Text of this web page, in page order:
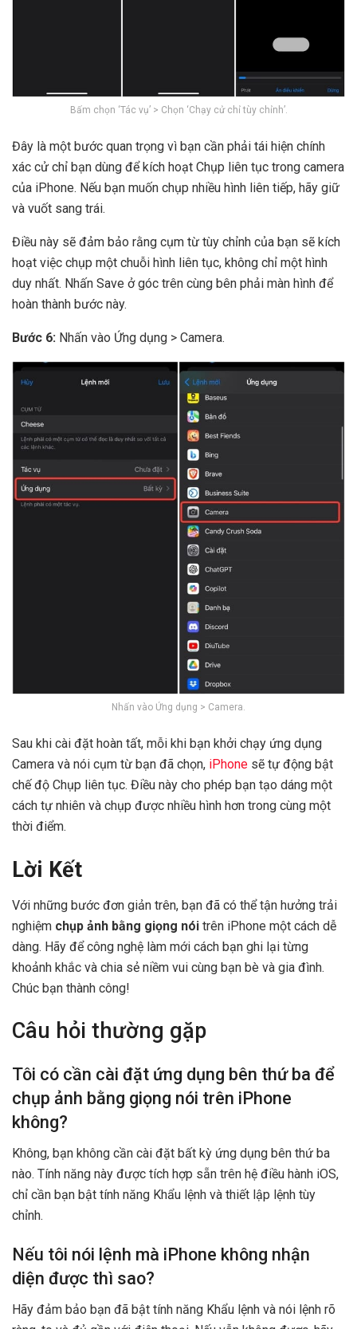
Bấm chọn ‘Tác vụ’ > Chọn ‘Chạy cử chỉ tùy chỉnh’.
Đây là một bước quan trọng vì bạn cần phải tái hiện chính
xác cử chỉ bạn dùng để kích hoạt Chụp liên tục trong camera
của iPhone. Nếu bạn muốn chụp nhiều hình liên tiếp, hãy giữ
và vuốt sang trái.
Điều này sẽ đảm bảo rằng cụm từ tùy chỉnh của bạn sẽ kích
hoạt việc chụp một chuỗi hình liên tục, không chỉ một hình
duy nhất. Nhấn Save ở góc trên cùng bên phải màn hình để
hoàn thành bước này.
Bước 6: Nhấn vào Ứng dụng > Camera.
Nhấn vào Ứng dụng > Camera.
Sau khi cài đặt hoàn tất, mỗi khi bạn khởi chạy ứng dụng
Camera và nói cụm từ bạn đã chọn, iPhone sẽ tự động bật
chế độ Chụp liên tục. Điều này cho phép bạn tạo dáng một
cách tự nhiên và chụp được nhiều hình hơn trong cùng một
thời điểm.
Lời Kết
Với những bước đơn giản trên, bạn đã có thể tận hưởng trải
nghiệm chụp ảnh bằng giọng nói trên iPhone một cách dễ
dàng. Hãy để công nghệ làm mới cách bạn ghi lại từng
khoảnh khắc và chia sẻ niềm vui cùng bạn bè và gia đình.
Chúc bạn thành công!
Câu hỏi thường gặp
Tôi có cần cài đặt ứng dụng bên thứ ba để
chụp ảnh bằng giọng nói trên iPhone
không?
Không, bạn không cần cài đặt bất kỳ ứng dụng bên thứ ba
nào. Tính năng này được tích hợp sẵn trên hệ điều hành iOS,
chỉ cần bạn bật tính năng Khẩu lệnh và thiết lập lệnh tùy
chỉnh.
Nếu tôi nói lệnh mà iPhone không nhận
diện được thì sao?
Hãy đảm bảo bạn đã bật tính năng Khẩu lệnh và nói lệnh rõ